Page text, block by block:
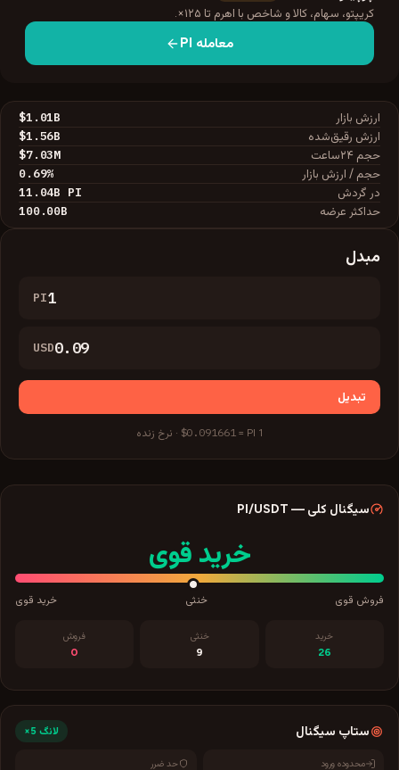
کریپتو، سهام، کالا و شاخص با اهرم تا ۱۲۵×.
معامله PI
ارزش بازار $1.01B
ارزش رقیق‌شده $1.56B
حجم ۲۴ساعت $7.03M
حجم / ارزش بازار 0.69%
در گردش 11.04B PI
حداکثر عرضه 100.00B
مبدل
PI
USD
تبدیل
1
PI
=
$0.091661
· نرخ زنده
سیگنال کلی —
PI/USDT
خرید قوی
فروش قوی خنثی خرید قوی
خرید
26
خنثی
9
فروش
0
ستاپ سیگنال لانگ 5×
محدوده ورود حد ضرر